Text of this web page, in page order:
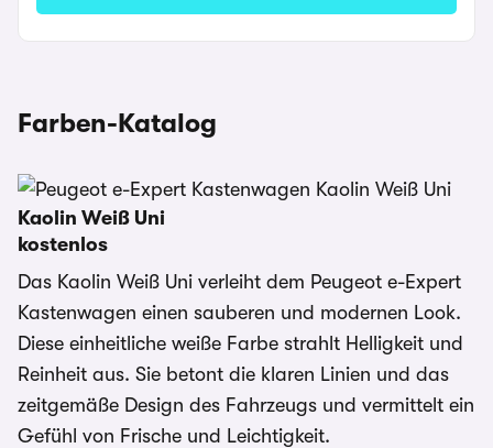
Farben-Katalog
Kaolin Weiß Uni
kostenlos
Das Kaolin Weiß Uni verleiht dem Peugeot e-Expert
Kastenwagen einen sauberen und modernen Look.
Diese einheitliche weiße Farbe strahlt Helligkeit und
Reinheit aus. Sie betont die klaren Linien und das
zeitgemäße Design des Fahrzeugs und vermittelt ein
Gefühl von Frische und Leichtigkeit.